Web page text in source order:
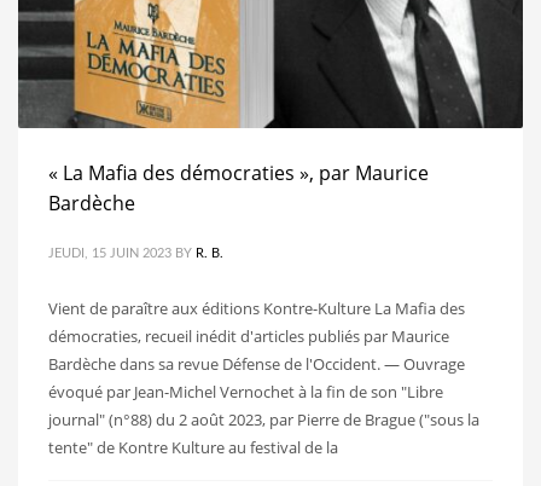
« La Mafia des démocraties », par Maurice
Bardèche
JEUDI, 15 JUIN 2023 BY R. B.
Vient de paraître aux éditions Kontre-Kulture La Mafia des
démocraties, recueil inédit d'articles publiés par Maurice
Bardèche dans sa revue Défense de l'Occident. — Ouvrage
évoqué par Jean-Michel Vernochet à la fin de son "Libre
journal" (n°88) du 2 août 2023, par Pierre de Brague ("sous la
tente" de Kontre Kulture au festival de la